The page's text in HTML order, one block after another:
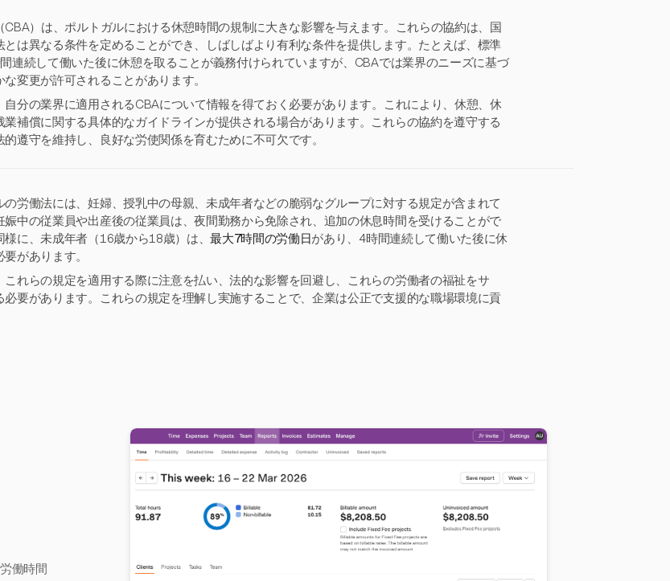
CBA）は、ポルトガルにおける休憩時間の規制に大きな影響を与えます。これらの協約は、国
とは異なる条件を定めることができ、しばしばより有利な条件を提供します。たとえば、標準
連続して働いた後に休憩を取ることが義務付けられていますが、CBAでは業界のニーズに基づ
な変更が許可されることがあります。
自分の業界に適用されるCBAについて情報を得ておく必要があります。これにより、休憩、休
業補償に関する具体的なガイドラインが提供される場合があります。これらの協約を遵守する
的遵守を維持し、良好な労使関係を育むために不可欠です。
の労働法には、妊婦、授乳中の母親、未成年者などの脆弱なグループに対する規定が含まれて
娠中の従業員や出産後の従業員は、夜間勤務から免除され、追加の休息時間を受けることがで
様に、未成年者（16歳から18歳）は、最大7時間の労働日があり、4時間連続して働いた後に休
があります。
これらの規定を適用する際に注意を払い、法的な影響を回避し、これらの労働者の福祉をサ
必要があります。これらの規定を理解し実施することで、企業は公正で支援的な職場環境に貢
働時間